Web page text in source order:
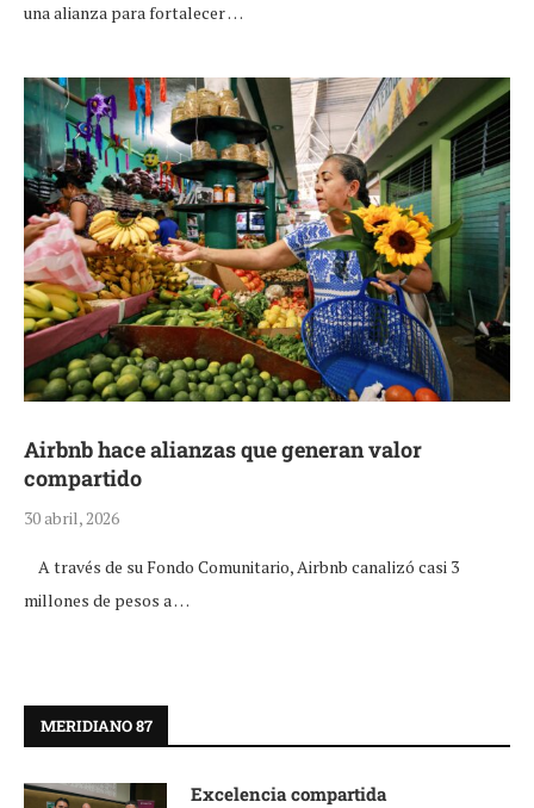
una alianza para fortalecer …
Airbnb hace alianzas que generan valor
compartido
30 abril, 2026
A través de su Fondo Comunitario, Airbnb canalizó casi 3
millones de pesos a …
MERIDIANO 87
Excelencia compartida